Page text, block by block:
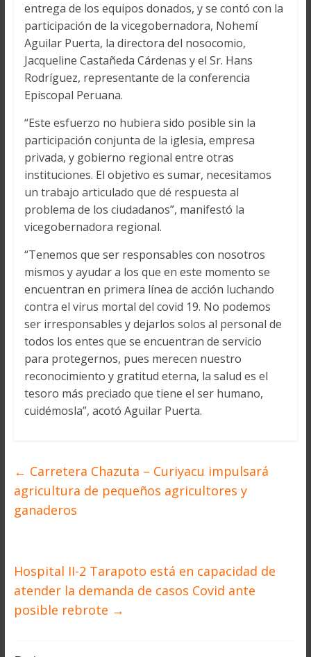
entrega de los equipos donados, y se contó con la
participación de la vicegobernadora, Nohemí
Aguilar Puerta, la directora del nosocomio,
Jacqueline Castañeda Cárdenas y el Sr. Hans
Rodríguez, representante de la conferencia
Episcopal Peruana.
“Este esfuerzo no hubiera sido posible sin la
participación conjunta de la iglesia, empresa
privada, y gobierno regional entre otras
instituciones. El objetivo es sumar, necesitamos
un trabajo articulado que dé respuesta al
problema de los ciudadanos”, manifestó la
vicegobernadora regional.
“Tenemos que ser responsables con nosotros
mismos y ayudar a los que en este momento se
encuentran en primera línea de acción luchando
contra el virus mortal del covid 19. No podemos
ser irresponsables y dejarlos solos al personal de
todos los entes que se encuentran de servicio
para protegernos, pues merecen nuestro
reconocimiento y gratitud eterna, la salud es el
tesoro más preciado que tiene el ser humano,
cuidémosla”, acotó Aguilar Puerta.
← Carretera Chazuta – Curiyacu impulsará
agricultura de pequeños agricultores y
ganaderos
Hospital II-2 Tarapoto está en capacidad de
atender la demanda de casos Covid ante
posible rebrote →